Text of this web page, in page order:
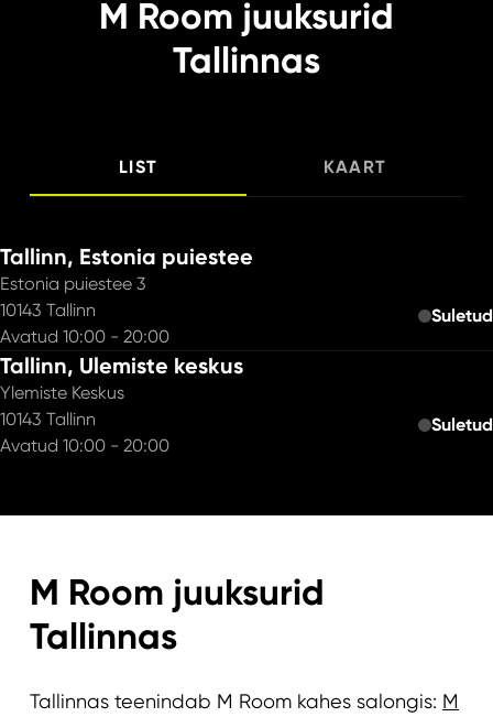
M Room juuksurid
Tallinnas
LIST KAART
Tallinn, Estonia puiestee
Estonia puiestee 3
10143 Tallinn
Avatud 10:00 - 20:00
Suletud
Tallinn, Ulemiste keskus
Ylemiste Keskus
10143 Tallinn
Avatud 10:00 - 20:00
Suletud
M Room juuksurid
Tallinnas
Tallinnas teenindab M Room kahes salongis: M